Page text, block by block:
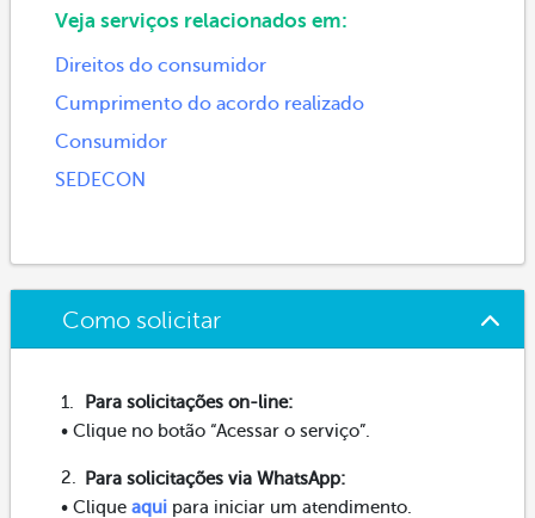
Veja serviços relacionados em:
Direitos do consumidor
Cumprimento do acordo realizado
Consumidor
SEDECON
Como solicitar
Para solicitações on-line:
• Clique no botão “Acessar o serviço”.
Para solicitações via WhatsApp:
• Clique aqui para iniciar um atendimento.